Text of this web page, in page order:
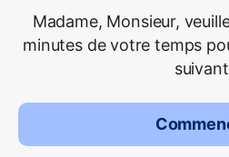
Madame, Monsieur,
minutes de votre temps